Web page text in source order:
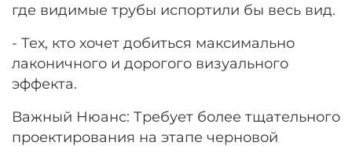
где видимые трубы испортили бы весь вид.
- Тех, кто хочет добиться максимально
лаконичного и дорогого визуального
эффекта.
Важный Нюанс: Требует более тщательного
проектирования на этапе черновой